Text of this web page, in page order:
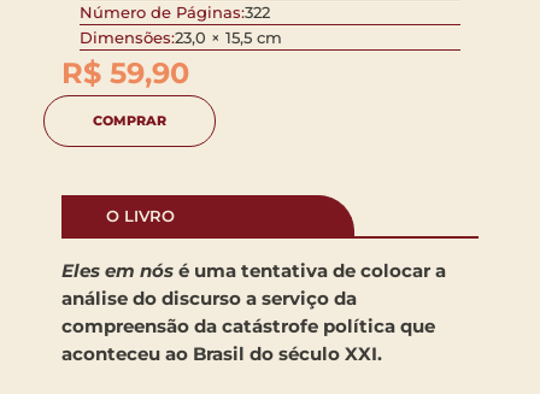
Número de Páginas:322
Dimensões:23,0 × 15,5 cm
R$ 59,90
COMPRAR
O LIVRO
Eles em nós é uma tentativa de colocar a
análise do discurso a serviço da
compreensão da catástrofe política que
aconteceu ao Brasil do século XXI.